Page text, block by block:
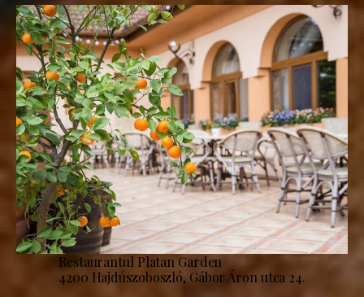
Restaurantul Platan Garden
4200 Hajdúszoboszló, Gábor Áron utca 24.